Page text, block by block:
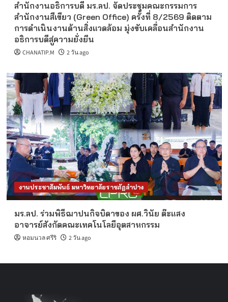
สำนักงานอธิการบดี มร.ลป. จัดประชุมคณะกรรมการ
สำนักงานสีเขียว (Green Office) ครั้งที่ 8/2569 ติดตาม
การดำเนินงานด้านสิ่งแวดล้อม มุ่งขับเคลื่อนสำนักงาน
อธิการบดีสู่ความยั่งยืน
CHANATIP.M 2 วัน ago
งานประชาสัมพันธ์ มหาวิทยาลัยราชภัฏลำปาง
มร.ลป. ร่วมพิธีฌาปนกิจบิดาของ ผศ.วินัย ต๊ะแสง
อาจารย์สังกัดคณะเทคโนโลยีอุตสาหกรรม
หอมนวล ศรีริ 2 วัน ago